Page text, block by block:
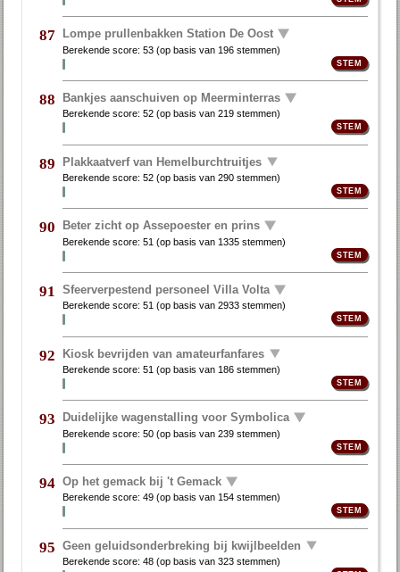
87 Lompe prullenbakken Station De Oost
Berekende score:53 (op basis van 196 stemmen)
88 Bankjes aanschuiven op Meerminterras
Berekende score:52 (op basis van219 stemmen)
89 Plakkaatverf van Hemelburchtruitjes
Berekende score:52 (op basis van290 stemmen)
90 Beter zicht op Assepoester en prins
Berekende score:51 (op basis van 1335 stemmen)
91 Sfeerverpestend personeel Villa Volta
Berekende score:51 (op basis van2933 stemmen)
92 Kiosk bevrijden van amateurfanfares
Berekende score:51 (op basis van 186 stemmen)
93 Duidelijke wagenstalling voor Symbolica
Berekende score:50 (op basis van239 stemmen)
94 Op het gemack bij 't Gemack
Berekende score:49 (op basis van 154 stemmen)
95 Geen geluidsonderbreking bij kwijlbeelden
Berekende score:48 (op basis van323 stemmen)